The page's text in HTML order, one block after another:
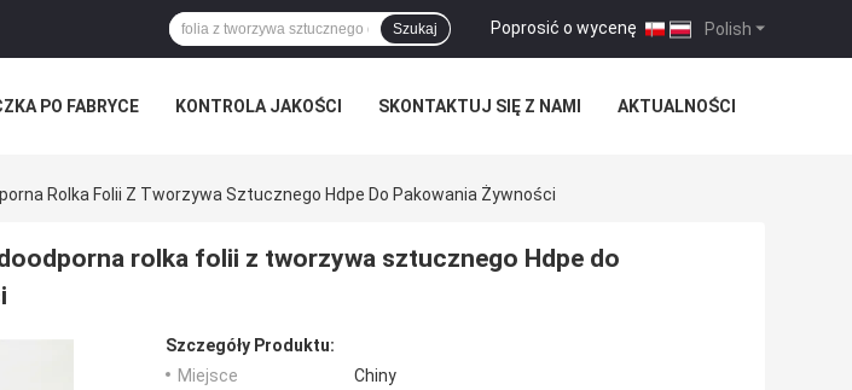
Polish
Poprosić o wycenę |
Szukaj
PO FABRYCE KONTROLA JAKOŚCI SKONTAKTUJ SIĘ Z NAMI AKTUALNOŚCI
Rolka Folii Z Tworzywa Sztucznego Hdpe Do Pakowania Żywności
rolka folii z tworzywa sztucznego Hdpe do
Szczegóły Produktu:
Miejsce
Chiny